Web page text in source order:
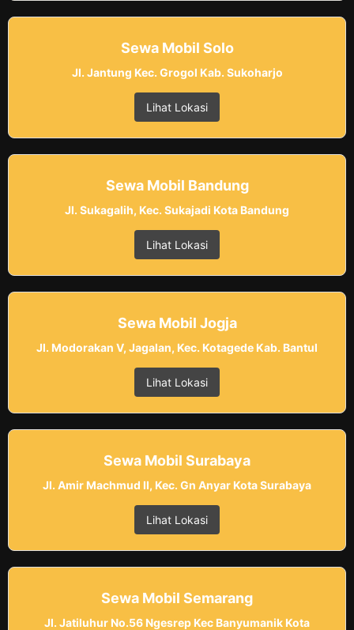
Sewa Mobil Solo
Jl. Jantung Kec. Grogol Kab. Sukoharjo
Lihat Lokasi
Sewa Mobil Bandung
Jl. Sukagalih, Kec. Sukajadi Kota Bandung
Lihat Lokasi
Sewa Mobil Jogja
Jl. Modorakan V, Jagalan, Kec. Kotagede Kab. Bantul
Lihat Lokasi
Sewa Mobil Surabaya
Jl. Amir Machmud II, Kec. Gn Anyar Kota Surabaya
Lihat Lokasi
Sewa Mobil Semarang
Jl. Jatiluhur No.56 Ngesrep Kec Banyumanik Kota